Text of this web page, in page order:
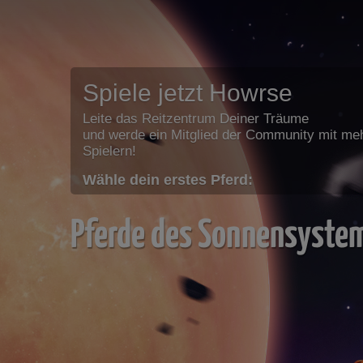
Spiele jetzt Howrse
Leite das Reitzentrum Deiner Träume
und werde ein Mitglied der Community mit
Spielern!
Wähle dein erstes Pferd:
Pferde des